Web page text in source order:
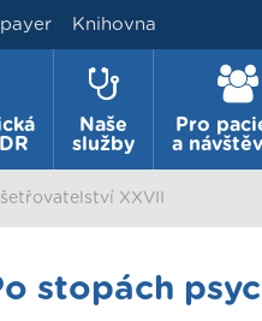
Knihovna
Naše
služby
Pro
a
XXVII
stopách